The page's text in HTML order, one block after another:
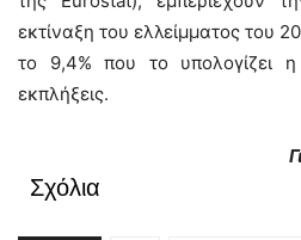
εκτίναξη του ελλείμματος του
το 9,4% που το υπολογίζει
εκπλήξεις.
Σχόλια